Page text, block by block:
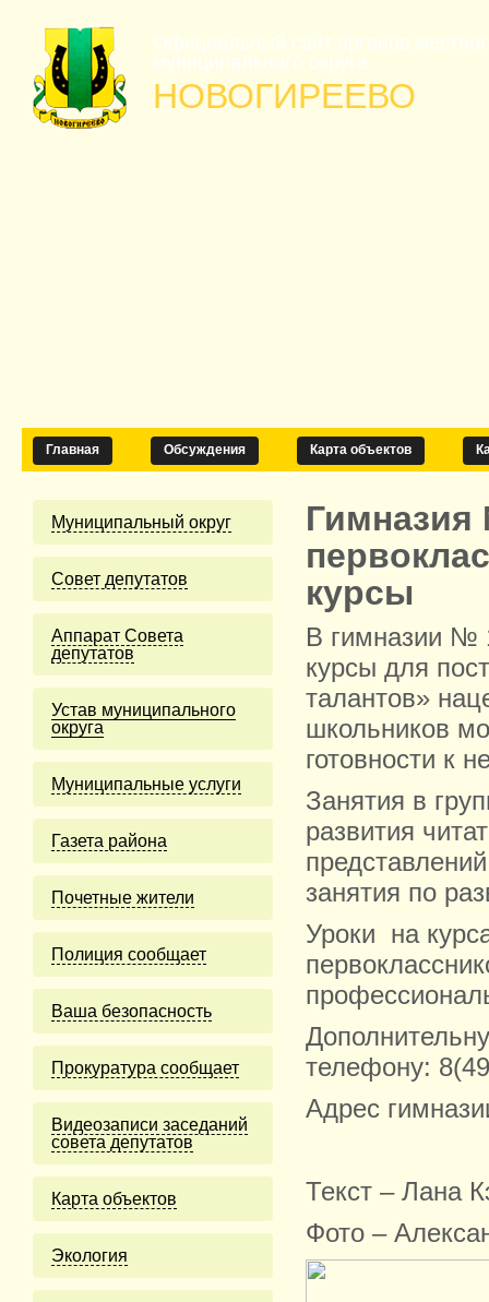
Официальный сайт органов
муниципального округа
НОВОГИРЕЕВО
Главная Обсуждения Карта объектов
Муниципальный округ
Cовет депутатов
Аппарат Совета
депутатов
Устав муниципального
округа
Муниципальные услуги
Газета района
Почетные жители
Полиция сообщает
Ваша безопасность
Прокуратура сообщает
Видеозаписи заседаний
совета депутатов
Карта объектов
Экология
Гимназия
курсы
В гимназии №
курсы для
талантов»
школьников
готовности к
Занятия в
развития
занятия по
Уроки на
телефону:
Адрес
Текст – Лана
Фото –